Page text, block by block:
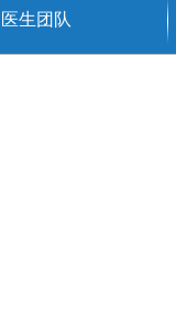
医生团队